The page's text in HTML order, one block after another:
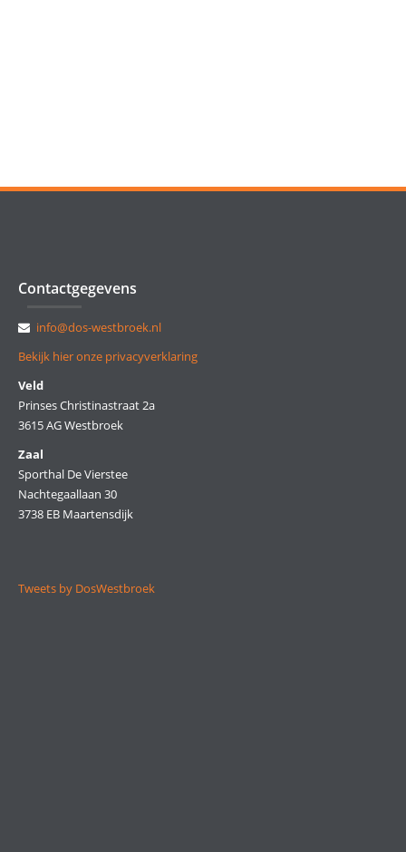
Contactgegevens
info@dos-westbroek.nl
Bekijk hier onze privacyverklaring
Veld
Prinses Christinastraat 2a
3615 AG Westbroek
Zaal
Sporthal De Vierstee
Nachtegaallaan 30
3738 EB Maartensdijk
Tweets by DosWestbroek